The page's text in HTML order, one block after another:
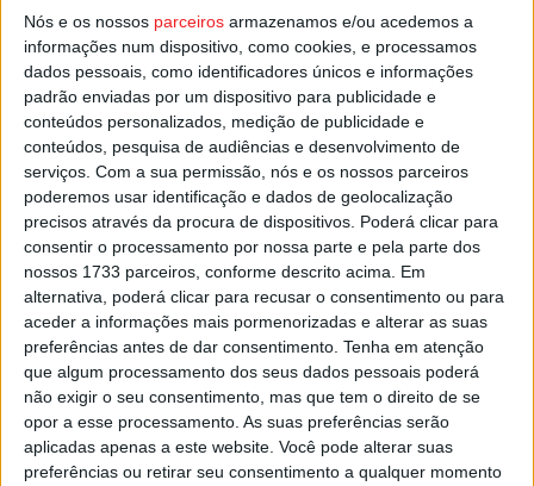
Nós e os nossos parceiros armazenamos e/ou acedemos a
informações num dispositivo, como cookies, e processamos
dados pessoais, como identificadores únicos e informações
padrão enviadas por um dispositivo para publicidade e
conteúdos personalizados, medição de publicidade e
conteúdos, pesquisa de audiências e desenvolvimento de
serviços. Com a sua permissão, nós e os nossos parceiros
poderemos usar identificação e dados de geolocalização
precisos através da procura de dispositivos. Poderá clicar para
consentir o processamento por nossa parte e pela parte dos
nossos 1733 parceiros, conforme descrito acima. Em
alternativa, poderá clicar para recusar o consentimento ou para
aceder a informações mais pormenorizadas e alterar as suas
preferências antes de dar consentimento. Tenha em atenção
que algum processamento dos seus dados pessoais poderá
não exigir o seu consentimento, mas que tem o direito de se
opor a esse processamento. As suas preferências serão
aplicadas apenas a este website. Você pode alterar suas
preferências ou retirar seu consentimento a qualquer momento
graus, mas o alerta é genérico para o distrito pelo que
haverá zonas onde a temperatura poderá ser mais
elevada, como é o caso deTabuaço, São Pedro do Sul
Mortágua, com máxima prevista de 43 graus, e de
Armamar, Tondela Vouzela eCarregal do Sal
, que
podem hoje chegar aos 42 graus.
Esta situação resulta de uma massa de ar muito quente e
seca, originária no norte de África, que irá persistir até
sexta-feira, com valores de temperatura acima ou muito
acima da média, com exceção do litoral.
Esta e outras notícias para ouvir na Estação Diária – 96.8
FM ou emwww.968.fm.